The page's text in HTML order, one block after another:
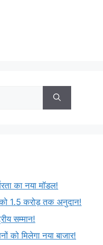
का नया मॉडल!
को 1.5 करोड़ तक अनुदान!
सम्मान!
को मिलेगा नया बाजार!